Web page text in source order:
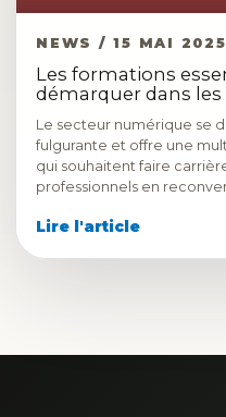
NEWS / 15 MAI 2025
Les formations
démarquer dans
Le secteur numérique se
fulgurante et offre une
qui souhaitent faire
professionnels en
Lire l'article